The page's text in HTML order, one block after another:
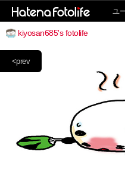
ユ
kiyosan685's fotolife
<prev